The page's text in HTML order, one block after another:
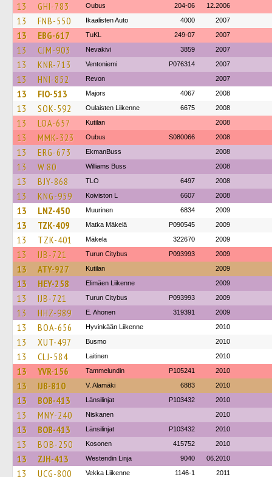
13 GHI-783 Oubus 204-06 12.2006
13 FNB-550 Ikaalisten Auto 4000 2007
13 EBG-617 TuKL 249-07 2007
13 CJM-903 Nevakivi 3859 2007
13 KNR-713 Ventoniemi P076314 2007
13 HNI-852 Revon 2007
13 FIO-513 Majors 4067 2008
13 SOK-592 Oulaisten Liikenne 6675 2008
13 LOA-657 Kutilan 2008
13 MMK-323 Oubus S080066 2008
13 ERG-673 EkmanBuss 2008
13 W 80 Williams Buss 2008
13 BJY-868 TLO 6497 2008
13 KNG-959 Koiviston L 6607 2008
13 LNZ-450 Muurinen 6834 2009
13 TZK-409 Matka Mäkelä P090545 2009
13 TZK-401 Mäkela 322670 2009
13 IJB-721 Turun Citybus P093993 2009
13 ATY-927 Kutilan 2009
13 HEY-258 Elimäen Liikenne 2009
13 IJB-721 Turun Citybus P093993 2009
13 HHZ-989 E. Ahonen 319391 2009
13 BOA-656 Hyvinkään Liikenne 2010
13 XUT-497 Busmo 2010
13 CLJ-584 Laitinen 2010
13 YVR-156 Tammelundin P105241 2010
13 IJB-810 V. Alamäki 6883 2010
13 BOB-413 Länsilinjat P103432 2010
13 MNY-240 Niskanen 2010
13 BOB-413 Länsilinjat P103432 2010
13 BOB-250 Kosonen 415752 2010
13 ZJH-413 Westendin Linja 9040 06.2010
13 UCG-800 Vekka Liikenne 1146-1 2011